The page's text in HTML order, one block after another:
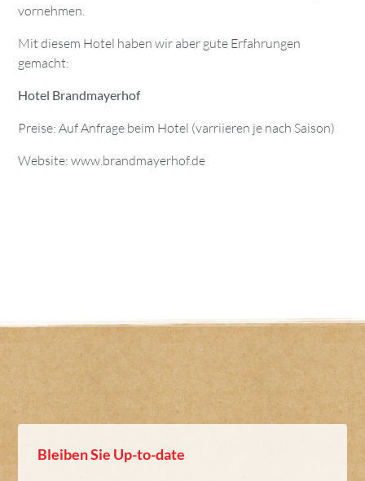
vornehmen.
Mit diesem Hotel haben wir aber gute Erfahrungen
gemacht:
Hotel Brandmayerhof
Preise: Auf Anfrage beim Hotel (varriieren je nach Saison)
Website: www.brandmayerhof.de
Bleiben Sie Up-to-date